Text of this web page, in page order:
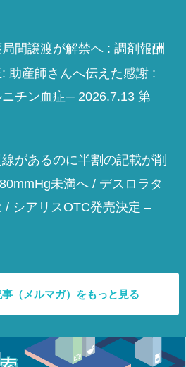
間譲渡が解禁へ : 調剤報酬
助産師さんへ伝えた感謝 :
チン血症─ 2026.7.13 第
があるのに半割の記載が削
未満へ / デスロラタ
/ シアリスOTC発売決定 –
（メルマガ）をもっと見る